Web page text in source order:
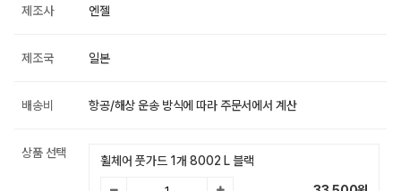
제조사 엔젤
제조국 일본
배송비 항공/해상 운송 방식에 따라 주문서에서 계산
상품 선택
휠체어 풋가드 1개 8002 L 블랙